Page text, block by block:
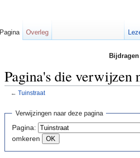
Pagina's die verwijzen
← Tuinstraat
Verwijzingen naar deze pagina
Pagina:
omkeren
Pagina Overleg